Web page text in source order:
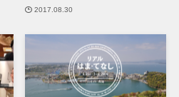
2017.08.30